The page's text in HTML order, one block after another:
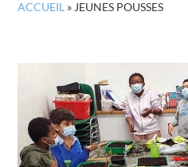
ACCUEIL » JEUNES POUSSES